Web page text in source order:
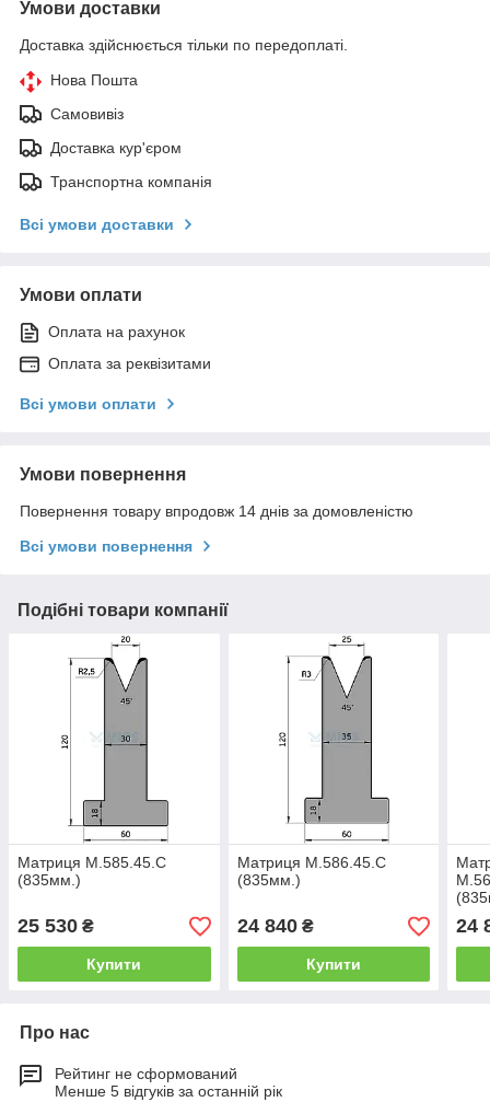
Умови доставки
Доставка здійснюється тільки по передоплаті.
Нова Пошта
Самовивіз
Доставка кур'єром
Транспортна компанія
Всі умови доставки
Умови оплати
Оплата на рахунок
Оплата за реквізитами
Всі умови оплати
Умови повернення
Повернення товару впродовж 14 днів за домовленістю
Всі умови повернення
Подібні товари компанії
Матриця M.585.45.C
(835мм.)
25 530 ₴
Купити
Матриця M.586.45.C
(835мм.)
24 840₴
Купити
24
Про нас
Рейтинг не сформований
Менше 5 відгуків за останній рік